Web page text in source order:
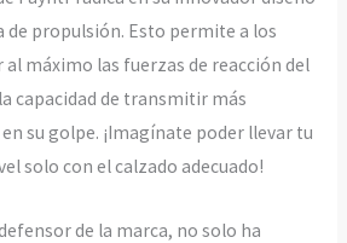
de propulsión. Esto permite a los
máximo las fuerzas de reacción del
capacidad de transmitir más
su golpe. ¡Imagínate poder llevar tu
solo con el calzado adecuado!
de la marca, no solo ha